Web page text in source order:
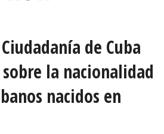
de Cuba
la nacionalidad
nacidos en